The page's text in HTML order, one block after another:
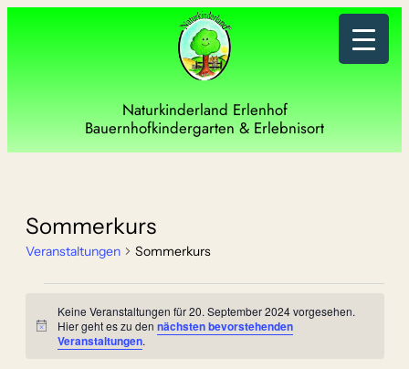
Naturkinderland Erlenhof
Bauernhofkindergarten & Erlebnisort
Sommerkurs
Veranstaltungen Sommerkurs
Veranstaltungen
für
Hinweis
Keine Veranstaltungen für 20. September 2024 vorgesehen.
Hier geht es zu den nächsten bevorstehenden
Veranstaltungen.